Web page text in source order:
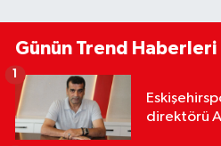
Günün Trend Haberleri
direktörü